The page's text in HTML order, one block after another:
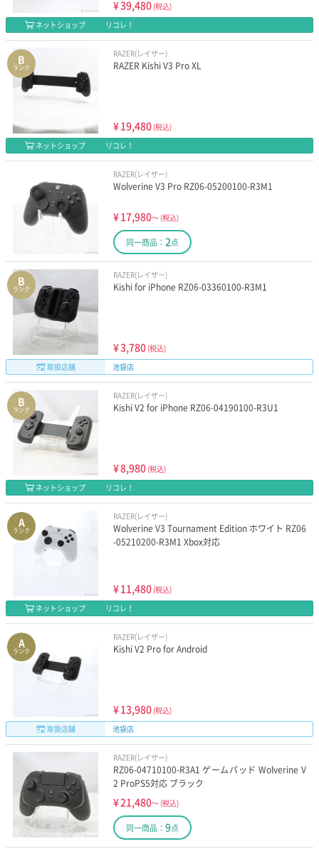
¥39,480 (税込)
ネットショップ
リコレ！
B
ランク
RAZER(レイザー)
RAZER Kishi V3 Pro XL
¥19,480 (税込)
ネットショップ
リコレ！
RAZER(レイザー)
Wolverine V3 Pro RZ06-05200100-R3M1
¥17,980～ (税込)
同一商品： 2点
B
ランク
RAZER(レイザー)
Kishi for iPhone RZ06-03360100-R3M1
¥3,780 (税込)
取扱店舗
池袋店
B
ランク
RAZER(レイザー)
Kishi V2 for iPhone RZ06-04190100-R3U1
¥8,980 (税込)
ネットショップ
リコレ！
A
ランク
RAZER(レイザー)
Wolverine V3 Tournament Edition ホワイト RZ06
-05210200-R3M1 Xbox対応
¥11,480 (税込)
ネットショップ
リコレ！
A
ランク
RAZER(レイザー)
Kishi V2 Pro for Android
¥13,980 (税込)
取扱店舗
池袋店
RAZER(レイザー)
RZ06-04710100-R3A1 ゲームパッド Wolverine V
2 ProPS5対応 ブラック
¥21,480～ (税込)
同一商品： 9点